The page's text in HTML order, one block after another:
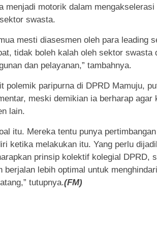
menjadi motorik dalam
swasta.
mesti diasesmen oleh para leading
tidak boleh kalah oleh sektor swasta
dan pelayanan,” tambahnya.
polemik paripurna di DPRD Mamuju,
meski demikian ia berharap
lain.
itu. Mereka tentu punya
ketika melakukan itu. Yang perlu
prinsip kolektif kolegial DPRD,
berjalan lebih optimal untuk
tutupnya.(FM)